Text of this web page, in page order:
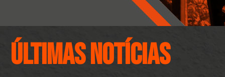
ÚLTIMAS NOTÍCIAS